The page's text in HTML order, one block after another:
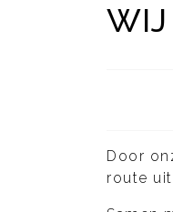
WIJ
Door
route